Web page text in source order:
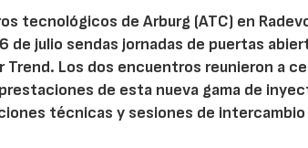
tecnológicos de Arburg (ATC) en
de julio sendas jornadas de puertas
Trend. Los dos encuentros reunieron a
de esta nueva gama de
técnicas y sesiones de